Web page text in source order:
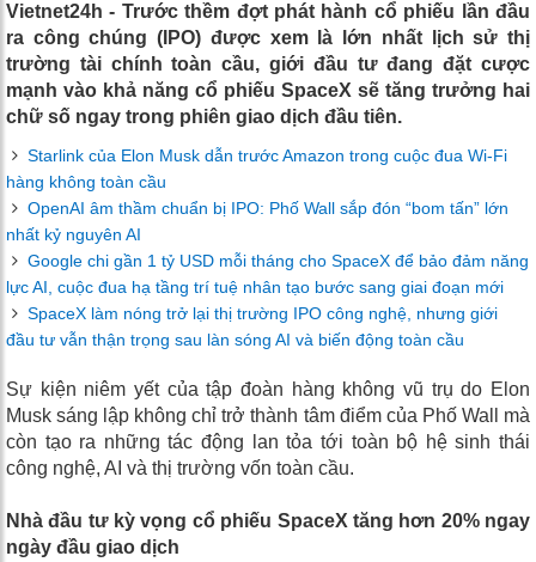
Vietnet24h - Trước thềm đợt phát hành cổ phiếu lần đầu
ra công chúng (IPO) được xem là lớn nhất lịch sử thị
trường tài chính toàn cầu, giới đầu tư đang đặt cược
mạnh vào khả năng cổ phiếu SpaceX sẽ tăng trưởng hai
chữ số ngay trong phiên giao dịch đầu tiên.
Starlink của Elon Musk dẫn trước Amazon trong cuộc đua Wi-Fi
hàng không toàn cầu
OpenAI âm thầm chuẩn bị IPO: Phố Wall sắp đón “bom tấn” lớn
nhất kỷ nguyên AI
Google chi gần 1 tỷ USD mỗi tháng cho SpaceX để bảo đảm năng
lực AI, cuộc đua hạ tầng trí tuệ nhân tạo bước sang giai đoạn mới
SpaceX làm nóng trở lại thị trường IPO công nghệ, nhưng giới
đầu tư vẫn thận trọng sau làn sóng AI và biến động toàn cầu
Sự kiện niêm yết của tập đoàn hàng không vũ trụ do Elon
Musk sáng lập không chỉ trở thành tâm điểm của Phố Wall mà
còn tạo ra những tác động lan tỏa tới toàn bộ hệ sinh thái
công nghệ, AI và thị trường vốn toàn cầu.
Nhà đầu tư kỳ vọng cổ phiếu SpaceX tăng hơn 20% ngay
ngày đầu giao dịch